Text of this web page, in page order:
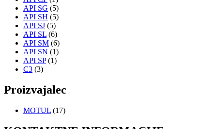
API SG (5)
API SH (5)
API SJ (5)
API SL (6)
API SM (6)
API SN (1)
API SP (1)
C3 (3)
Proizvajalec
MOTUL (17)